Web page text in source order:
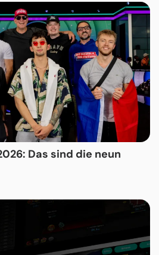
Das sind die neun